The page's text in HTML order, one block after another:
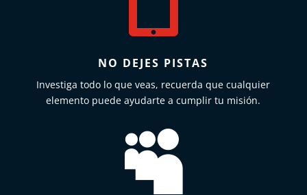
NO DEJES PISTAS
Investiga todo lo que veas, recuerda que cualquier
elemento puede ayudarte a cumplir tu misión.
